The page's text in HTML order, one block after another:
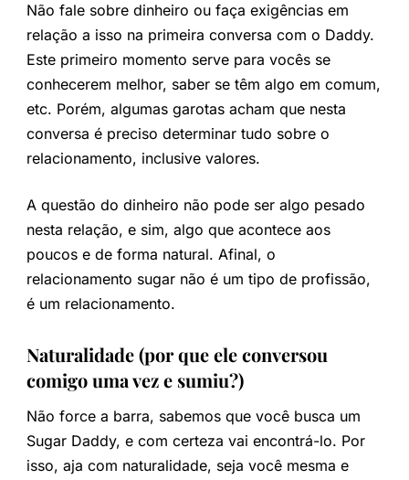
Não fale sobre dinheiro ou faça exigências em
relação a isso na primeira conversa com o Daddy.
Este primeiro momento serve para vocês se
conhecerem melhor, saber se têm algo em comum,
etc. Porém, algumas garotas acham que nesta
conversa é preciso determinar tudo sobre o
relacionamento, inclusive valores.
A questão do dinheiro não pode ser algo pesado
nesta relação, e sim, algo que acontece aos
poucos e de forma natural. Afinal, o
relacionamento sugar não é um tipo de profissão,
é um relacionamento.
Naturalidade (por que ele conversou
comigo uma vez e sumiu?)
Não force a barra, sabemos que você busca um
Sugar Daddy, e com certeza vai encontrá-lo. Por
isso, aja com naturalidade, seja você mesma e